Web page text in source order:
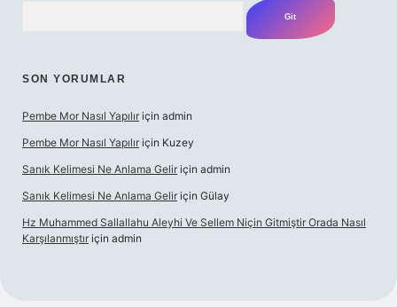
SON YORUMLAR
Pembe Mor Nasıl Yapılır için admin
Pembe Mor Nasıl Yapılır için Kuzey
Sanık Kelimesi Ne Anlama Gelir için admin
Sanık Kelimesi Ne Anlama Gelir için Gülay
Hz Muhammed Sallallahu Aleyhi Ve Sellem Niçin Gitmiştir Orada Nasıl
Karşılanmıştır için admin